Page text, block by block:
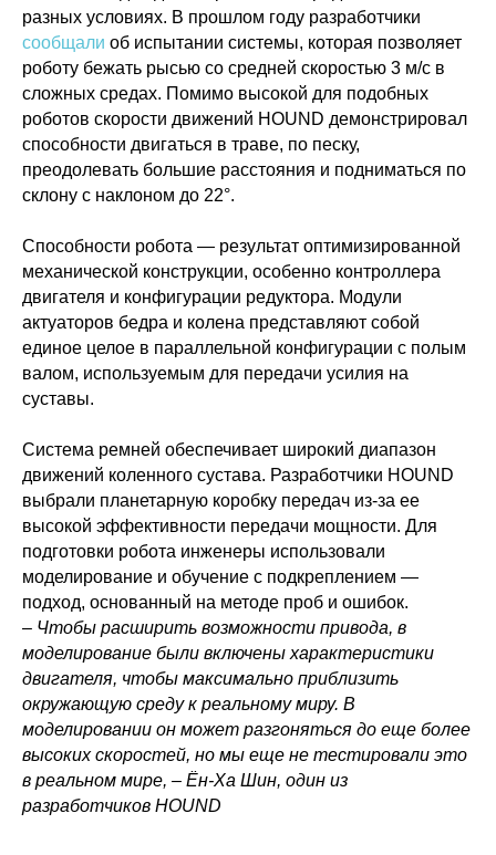
разных условиях. В прошлом году разработчики
сообщали об испытании системы, которая позволяет
роботу бежать рысью со средней скоростью 3 м/с в
сложных средах. Помимо высокой для подобных
роботов скорости движений HOUND демонстрировал
способности двигаться в траве, по песку,
преодолевать большие расстояния и подниматься по
склону с наклоном до 22°.
Способности робота — результат оптимизированной
механической конструкции, особенно контроллера
двигателя и конфигурации редуктора. Модули
актуаторов бедра и колена представляют собой
единое целое в параллельной конфигурации с полым
валом, используемым для передачи усилия на
суставы.
Система ремней обеспечивает широкий диапазон
движений коленного сустава. Разработчики HOUND
выбрали планетарную коробку передач из-за ее
высокой эффективности передачи мощности. Для
подготовки робота инженеры использовали
моделирование и обучение с подкреплением —
подход, основанный на методе проб и ошибок.
– Чтобы расширить возможности привода, в
моделирование были включены характеристики
двигателя, чтобы максимально приблизить
окружающую среду к реальному миру. В
моделировании он может разгоняться до еще более
высоких скоростей, но мы еще не тестировали это
в реальном мире, – Ён-Ха Шин, один из
разработчиков HOUND
© 2015-2026 НАУРР. Все права защищены. При использовании материалов
ссылка на ROBOTUNION.RU — обязательна
Политика конфиденциальности
© 2015-2026 НАУРР. Все права защищены.
При использовании материалов ссылка на ROBOTUNION.RU — обязательна